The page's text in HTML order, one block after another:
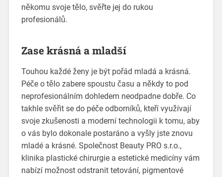
někomu svoje tělo, svěřte jej do rukou
profesionálů.
Zase krásná a mladší
Touhou každé ženy je být pořád mladá a krásná.
Péče o tělo zabere spoustu času a někdy to pod
neprofesionálním dohledem neodpadne dobře. Co
takhle svěřit se do péče odborníků, kteří využívají
svoje zkušenosti a moderní technologii k tomu, aby
o vás bylo dokonale postaráno a vyšly jste znovu
mladé a krásné. Společnost Beauty PRO s.r.o.,
klinika plastické chirurgie a estetické medicíny vám
nabízí možnost odstranit tetování, pigmentové